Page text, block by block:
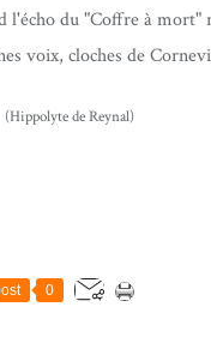
l'écho du "Coffre à mort"
voix, cloches de
(Hippolyte de Reynal)
0